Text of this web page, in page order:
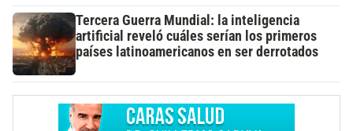
Tercera Guerra Mundial: la inteligencia
artificial reveló cuáles serían los primeros
países latinoamericanos en ser derrotados